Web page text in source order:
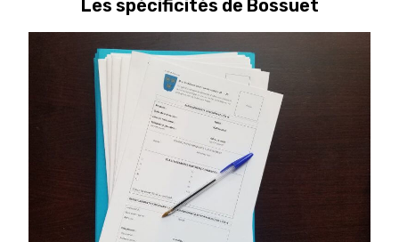
Les spécificités de Bossuet